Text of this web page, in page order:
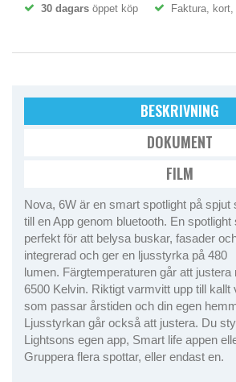
30 dagars öppet köp Faktura, kort,
BESKRIVNING
DOKUMENT
FILM
Nova, 6W är en smart spotlight på spjut
till en App genom bluetooth. En
perfekt för att belysa buskar, fasader
integrerad och ger en ljusstyrka på 480
lumen. Färgtemperaturen går att justera
6500 Kelvin. Riktigt varmvitt upp till kallt
som passar årstiden och din egen
Ljusstyrkan går också att justera. Du
Lightsons egen app, Smart life appen
Gruppera flera spottar, eller endast en.